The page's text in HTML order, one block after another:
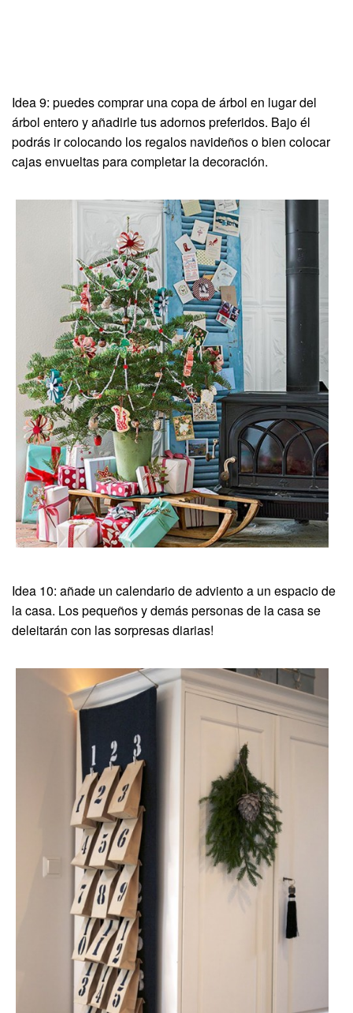
Idea 9: puedes comprar una copa de árbol en lugar del
árbol entero y añadirle tus adornos preferidos. Bajo él
podrás ir colocando los regalos navideños o bien colocar
cajas envueltas para completar la decoración.
Idea 10: añade un calendario de adviento a un espacio de
la casa. Los pequeños y demás personas de la casa se
deleitarán con las sorpresas diarias!